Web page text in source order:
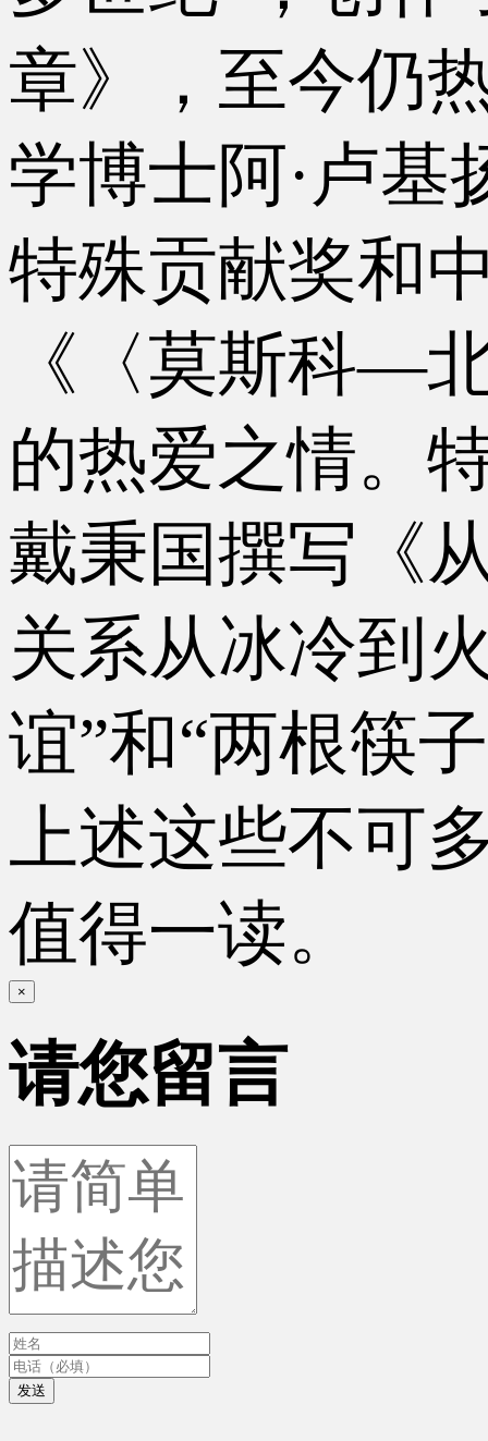
章》，至今仍
学博士阿·卢基
特殊贡献奖和
《〈莫斯科—
的热爱之情。
戴秉国撰写《
关系从冰冷到
谊”和“两根筷
上述这些不可
值得一读。
×
请您留言
发送